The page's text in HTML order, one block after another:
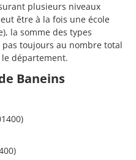
plusieurs niveaux
être à la fois une école
la somme des types
toujours au nombre total
département.
Baneins